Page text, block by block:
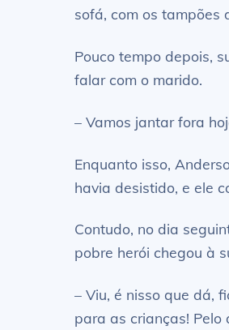
sofá, com os tampões
Pouco tempo depois,
falar com o marido.
– Vamos jantar fora
Enquanto isso,
havia desistido, e ele
Contudo, no dia
pobre herói chegou à
– Viu, é nisso que dá,
para as crianças! Pelo